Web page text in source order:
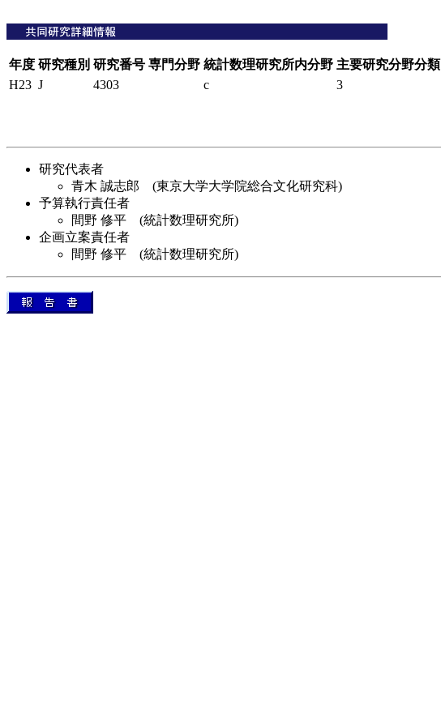
年度 研究種別 研究番号 専門分野 統計数理研究所内分野 主要研究分野分類
H23 J 4303 c 3
研究代表者
青木 誠志郎 (東京大学大学院総合文化研究科)
予算執行責任者
間野 修平 (統計数理研究所)
企画立案責任者
間野 修平 (統計数理研究所)